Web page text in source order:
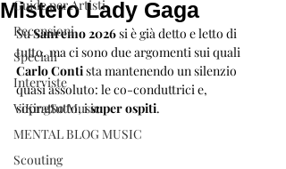
Guide per Artisti
Recensioni
Speciali
Interviste
ViKingSo Music
MENTAL BLOG MUSIC
Scouting
Mistero Lady Gaga
Su Sanremo 2026 si è già detto e letto di
tutto, ma ci sono due argomenti sui quali
Carlo Conti sta mantenendo un silenzio
quasi assoluto: le co-conduttrici e,
soprattutto, i super ospiti.